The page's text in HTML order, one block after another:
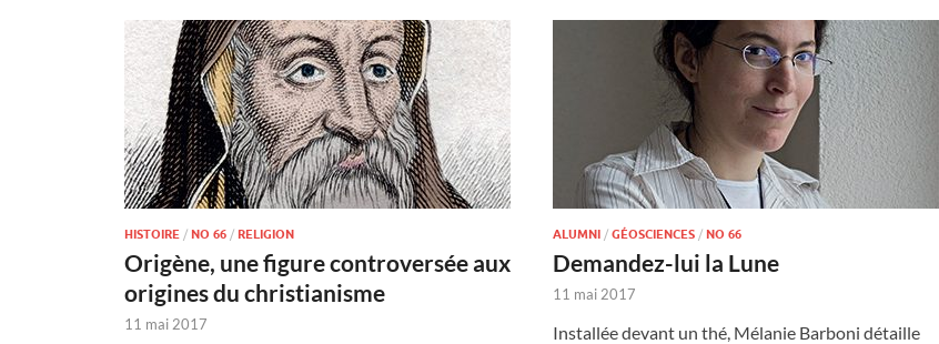
HISTOIRE / NO 66 / RELIGION
Origène, une figure controversée aux
origines du christianisme
11 mai 2017
ALUMNI / GÉOSCIENCES / NO 66
Demandez-lui la Lune
11 mai 2017
Installée devant un thé, Mélanie Barboni détaille